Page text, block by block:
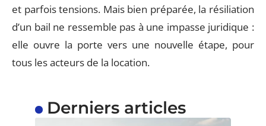
et parfois tensions. Mais bien préparée, la résiliation
d’un bail ne ressemble pas à une impasse juridique :
elle ouvre la porte vers une nouvelle étape, pour
tous les acteurs de la location.
Derniers articles